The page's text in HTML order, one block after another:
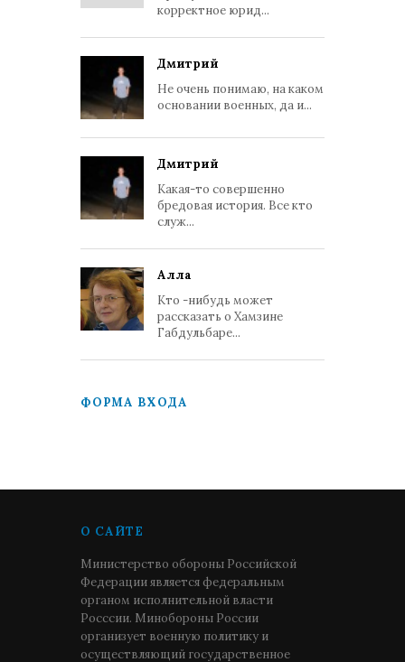
корректное юрид...
Дмитрий
Не очень понимаю, на каком
основании военных, да и...
Дмитрий
Какая-то совершенно
бредовая история. Все кто
служ...
Алла
Кто -нибудь может
рассказать о Хамзине
Габдульбаре...
ФОРМА ВХОДА
О САЙТЕ
Министерство обороны Российской
Федерации является федеральным
органом исполнительной власти
Росссии. Минобороны России
организует военную политику и
осуществляющий государственное